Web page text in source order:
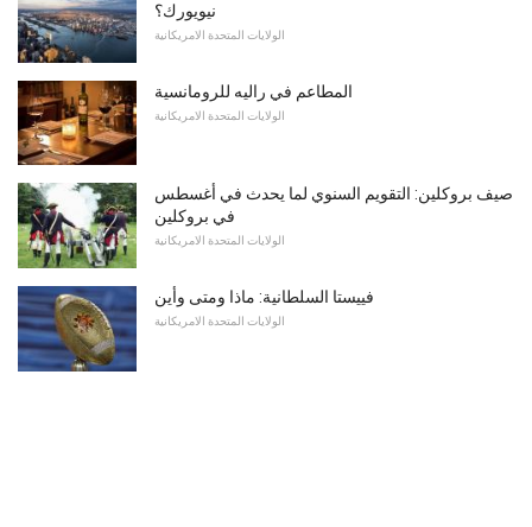
نيويورك؟
الولايات المتحدة الامريكانية
المطاعم في راليه للرومانسية
الولايات المتحدة الامريكانية
صيف بروكلين: التقويم السنوي لما يحدث في أغسطس
في بروكلين
الولايات المتحدة الامريكانية
فييستا السلطانية: ماذا ومتى وأين
الولايات المتحدة الامريكانية